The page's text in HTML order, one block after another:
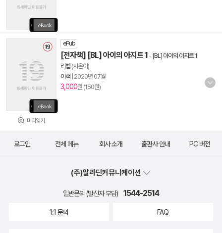
미리읽기
ePub
[전자책] [BL] 아이의 아지트 1 - [BL] 아이의 아지트 1
리벱 (지은이)
이색 2020년 07월
3,000원 (150원)
로그인 전체 메뉴 회사 소개 출판사 안내 PC 버전
(주)알라딘커뮤니케이션
일반문의 (발신자 부담) 1544-2514
1:1 문의 FAQ